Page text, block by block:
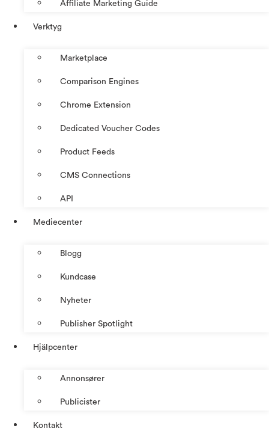
Affiliate Marketing Guide
Verktyg
Marketplace
Comparison Engines
Chrome Extension
Dedicated Voucher Codes
Product Feeds
CMS Connections
API
Mediecenter
Blogg
Kundcase
Nyheter
Publisher Spotlight
Hjälpcenter
Annonsører
Publicister
Kontakt